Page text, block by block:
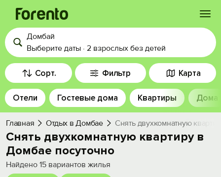
Войти
Избранное
История просмотра
Добавить свой объект
Домбай
Выберите даты · 2 взрослых без детей
Сорт. Фильтр Карта
Отели Гостевые дома Квартиры Дома
Главная Отдых в Домбае Снять двухкомнатную
Снять двухкомнатную квартиру в
Домбае посуточно
Найдено 15 вариантов жилья